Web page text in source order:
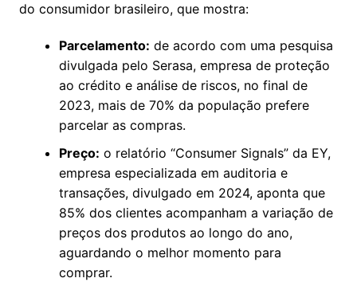
do consumidor brasileiro, que mostra:
Parcelamento: de acordo com uma pesquisa
divulgada pelo Serasa, empresa de proteção
ao crédito e análise de riscos, no final de
2023, mais de 70% da população prefere
parcelar as compras.
Preço: o relatório “Consumer Signals” da EY,
empresa especializada em auditoria e
transações, divulgado em 2024, aponta que
85% dos clientes acompanham a variação de
preços dos produtos ao longo do ano,
aguardando o melhor momento para
comprar.